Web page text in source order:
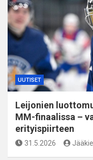
UUTISET
Leijonien
MM-finaalissa –
erityispiirteen
31.5.2026